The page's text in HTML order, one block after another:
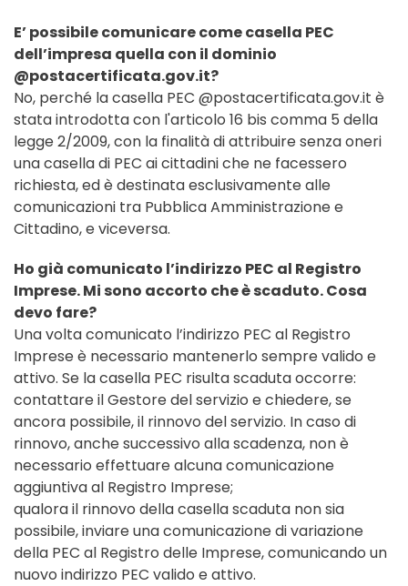
E’ possibile comunicare come casella PEC
dell’impresa quella con il dominio
@postacertificata.gov.it?
No, perché la casella PEC @postacertificata.gov.it è
stata introdotta con l'articolo 16 bis comma 5 della
legge 2/2009, con la finalità di attribuire senza oneri
una casella di PEC ai cittadini che ne facessero
richiesta, ed è destinata esclusivamente alle
comunicazioni tra Pubblica Amministrazione e
Cittadino, e viceversa.
Ho già comunicato l’indirizzo PEC al Registro
Imprese. Mi sono accorto che è scaduto. Cosa
devo fare?
Una volta comunicato l’indirizzo PEC al Registro
Imprese è necessario mantenerlo sempre valido e
attivo. Se la casella PEC risulta scaduta occorre:
contattare il Gestore del servizio e chiedere, se
ancora possibile, il rinnovo del servizio. In caso di
rinnovo, anche successivo alla scadenza, non è
necessario effettuare alcuna comunicazione
aggiuntiva al Registro Imprese;
qualora il rinnovo della casella scaduta non sia
possibile, inviare una comunicazione di variazione
della PEC al Registro delle Imprese, comunicando un
nuovo indirizzo PEC valido e attivo.